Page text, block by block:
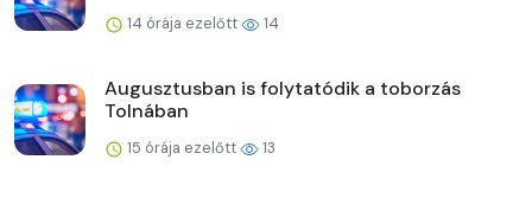
14 órája ezelőtt 14
Augusztusban is folytatódik a toborzás
Tolnában
15 órája ezelőtt 13